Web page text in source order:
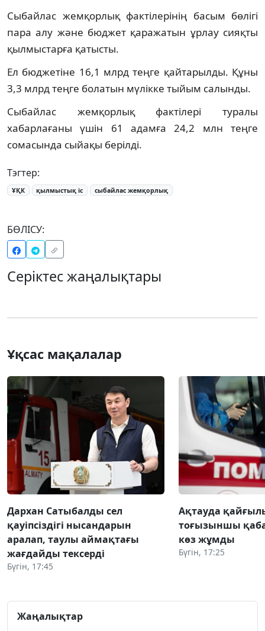
Сыбайлас жемқорлық фактілерінің басым бөлігі
пара алу және бюджет қаражатын ұрлау сияқты
қылмыстарға қатысты.
Ел бюджетіне 16,1 млрд теңге қайтарылды. Құны
3,3 млрд теңге болатын мүлікке тыйым салынды.
Сыбайлас жемқорлық фактілері туралы
хабарлағаны үшін 61 адамға 24,2 млн теңге
сомасында сыйақы берілді.
Тэгтер:
ҰҚК қылмыстық іс сыбайлас жемқорлық
БӨЛІСУ:
Серіктес жаңалықтары
Ұқсас мақалалар
Дархан Сатыбалды сел
қауіпсіздігі нысандарын
аралап, таулы аймақтағы
жағдайды тексерді
Бүгін, 17:45
Ақтауда
тоғызыншы
көз жұмды
Бүгін, 17:25
Жаңалықтар